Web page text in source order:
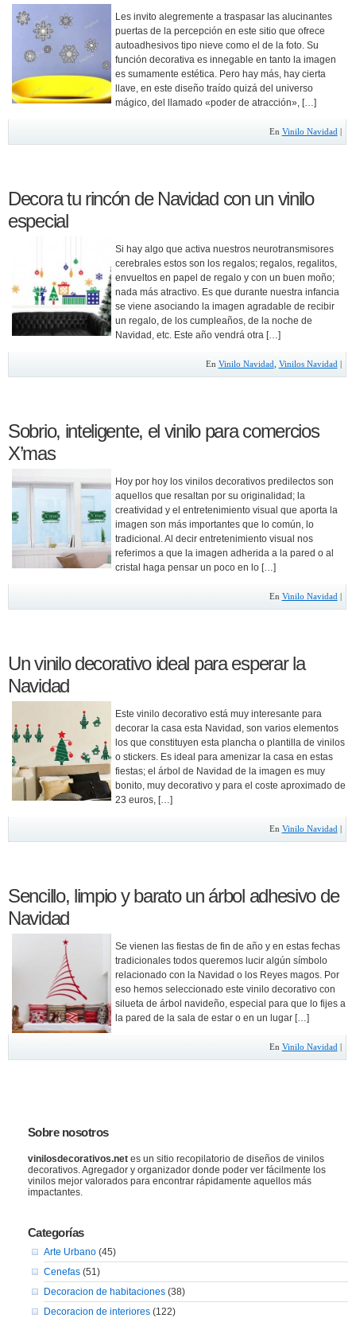
Les invito alegremente a traspasar las alucinantes
puertas de la percepción en este sitio que ofrece
autoadhesivos tipo nieve como el de la foto. Su
función decorativa es innegable en tanto la imagen
es sumamente estética. Pero hay más, hay cierta
llave, en este diseño traído quizá del universo
mágico, del llamado «poder de atracción», […]
En Vinilo Navidad
Decora tu rincón de Navidad con un vinilo
especial
Si hay algo que activa nuestros neurotransmisores
cerebrales estos son los regalos; regalos, regalitos,
envueltos en papel de regalo y con un buen moño;
nada más atractivo. Es que durante nuestra infancia
se viene asociando la imagen agradable de recibir
un regalo, de los cumpleaños, de la noche de
Navidad, etc. Este año vendrá otra […]
En Vinilo Navidad Vinilos Navidad
Sobrio, inteligente, el vinilo para comercios
X’mas
Hoy por hoy los vinilos decorativos predilectos son
aquellos que resaltan por su originalidad; la
creatividad y el entretenimiento visual que aporta la
imagen son más importantes que lo común, lo
tradicional. Al decir entretenimiento visual nos
referimos a que la imagen adherida a la pared o al
cristal haga pensar un poco en lo […]
En Vinilo Navidad
Un vinilo decorativo ideal para esperar la
Navidad
Este vinilo decorativo está muy interesante para
decorar la casa esta Navidad, son varios elementos
los que constituyen esta plancha o plantilla de vinilos
o stickers. Es ideal para amenizar la casa en estas
fiestas; el árbol de Navidad de la imagen es muy
bonito, muy decorativo y para el coste aproximado de
23 euros, […]
En Vinilo Navidad
Sencillo, limpio y barato un árbol adhesivo de
Navidad
Se vienen las fiestas de fin de año y en estas fechas
tradicionales todos queremos lucir algún símbolo
relacionado con la Navidad o los Reyes magos. Por
eso hemos seleccionado este vinilo decorativo con
silueta de árbol navideño, especial para que lo fijes a
la pared de la sala de estar o en un lugar […]
En Vinilo Navidad
Sobre nosotros
vinilosdecorativos.netes un sitio recopilatorio de diseños de vinilos
decorativos. Agregador y organizador donde poder ver fácilmente los
vinilos mejor valorados para encontrar rápidamente aquellos más
impactantes.
Categorías
Arte Urbano(45)
Cenefas(51)
Decoracion de habitaciones(38)
Decoracion de interiores(122)